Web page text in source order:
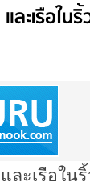
ะเรือใน
ละเรือใน